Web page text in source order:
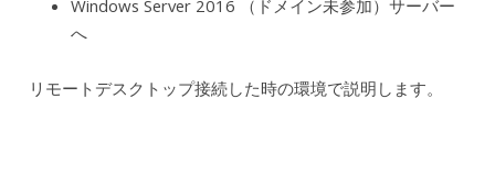
Windows Server 2016 （ドメイン未参加）サーバー
へ
リモートデスクトップ接続した時の環境で説明します。